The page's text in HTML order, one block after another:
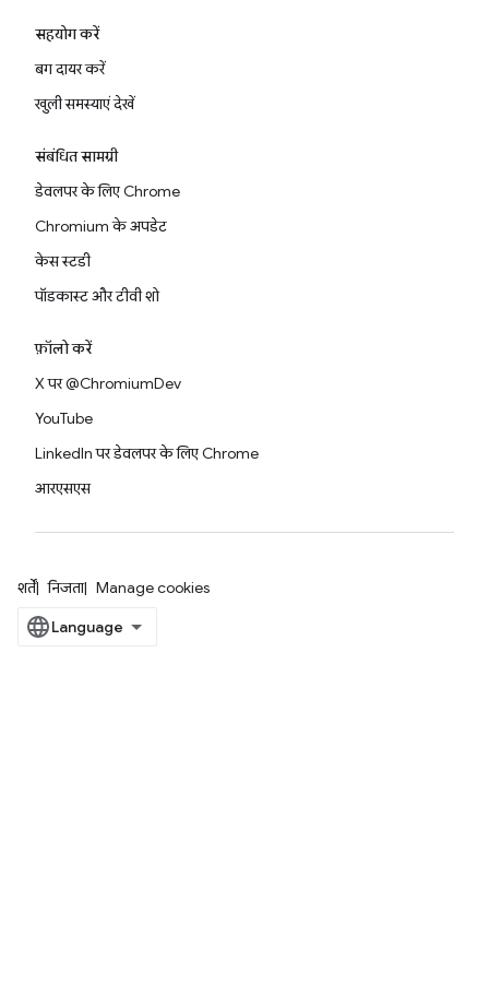
सहयोग करें
बग दायर करें
खुली समस्याएं देखें
संबंधित सामग्री
डेवलपर के लिए Chrome
Chromium के अपडेट
केस स्टडी
पॉडकास्ट और टीवी शो
फ़ॉलो करें
X पर @ChromiumDev
YouTube
LinkedIn पर डेवलपर के लिए Chrome
आरएसएस
शर्तें निजता Manage cookies